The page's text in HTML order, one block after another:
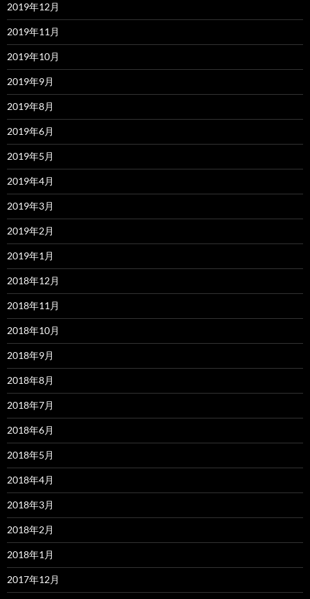
2019年12月
2019年11月
2019年10月
2019年9月
2019年8月
2019年6月
2019年5月
2019年4月
2019年3月
2019年2月
2019年1月
2018年12月
2018年11月
2018年10月
2018年9月
2018年8月
2018年7月
2018年6月
2018年5月
2018年4月
2018年3月
2018年2月
2018年1月
2017年12月